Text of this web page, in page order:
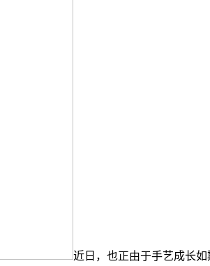
近日，也正由于手艺成长